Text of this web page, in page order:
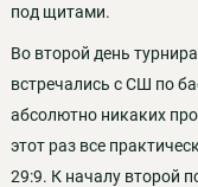
под щитами.
Во второй день
встречались с СШ по
абсолютно никаких
этот раз все
29:9. К началу второй